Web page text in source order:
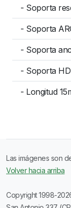
- Soporta
- Soporta
- Soporta
- Soporta
- Longitud
Las imágenes son
Volver hacia arriba
Copyright 1998-